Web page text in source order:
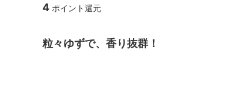
4 ポイント還元
粒々ゆずで、香り抜群！